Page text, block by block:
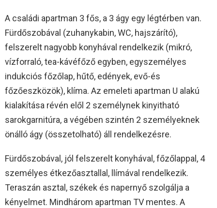
A családi apartman 3 fős, a 3 ágy egy légtérben van.
Fürdőszobával (zuhanykabin, WC, hajszárító),
felszerelt nagyobb konyhával rendelkezik (mikró,
vízforraló, tea-kávéfőző egyben, egyszemélyes
indukciós főzőlap, hűtő, edények, evő-és
főzőeszközök), klíma. Az emeleti apartman U alakú
kialakítása révén elől 2 személynek kinyitható
sarokgarnitúra, a végében szintén 2 személyeknek
önálló ágy (összetolható) áll rendelkezésre.
Fürdőszobával, jól felszerelt konyhával, főzőlappal, 4
személyes étkezőasztallal, llímával rendelkezik.
Teraszán asztal, székek és napernyő szolgálja a
kényelmet. Mindhárom apartman TV mentes. A